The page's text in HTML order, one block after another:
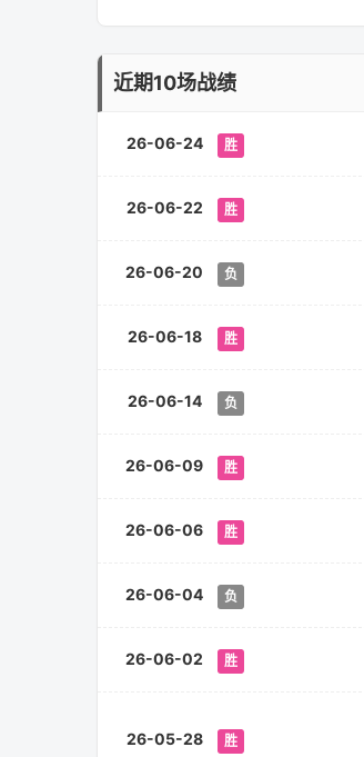
近期10场战绩
26-06-24 胜
26-06-22 胜
26-06-20 负
26-06-18 胜
26-06-14 负
26-06-09 胜
26-06-06 胜
26-06-04 负
26-06-02 胜
26-05-28 胜